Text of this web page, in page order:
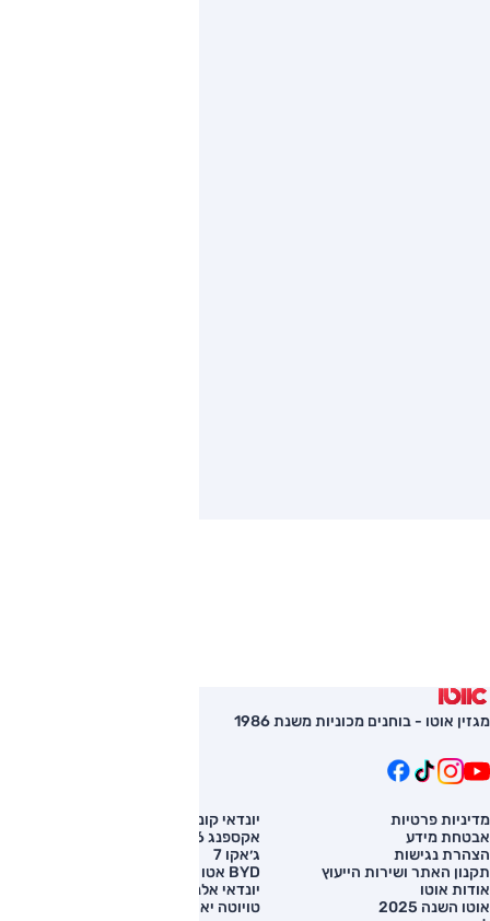
מגזין אוטו - בוחנים מכוניות משנת 1986
מדיניות פרטיות
אבטחת מידע
הצהרת נגישות
תקנון האתר ושירות הייעוץ
אודות אוטו
אוטו השנה 2025
יונדאי קונה
אקספנג G6
ג׳אקו 7
BYD אטו 3
יונדאי אלנטרה
טויוטה יאריס קרוס